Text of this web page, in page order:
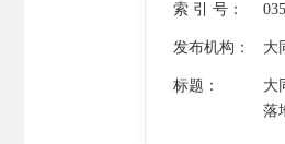
索 引 号：
发布机构： 大
标题：
大
落